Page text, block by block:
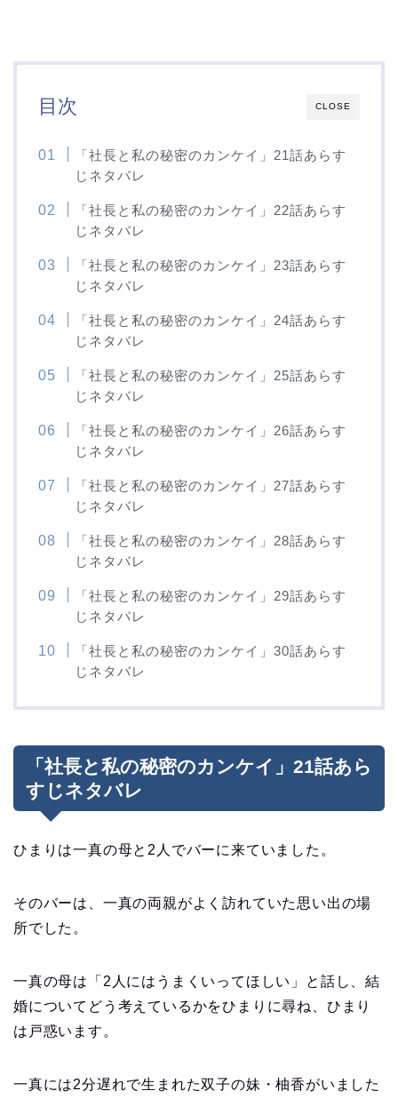
CLOSE
目次
「社長と私の秘密のカンケイ」21話あらす
じネタバレ
「社長と私の秘密のカンケイ」22話あらす
じネタバレ
「社長と私の秘密のカンケイ」23話あらす
じネタバレ
「社長と私の秘密のカンケイ」24話あらす
じネタバレ
「社長と私の秘密のカンケイ」25話あらす
じネタバレ
「社長と私の秘密のカンケイ」26話あらす
じネタバレ
「社長と私の秘密のカンケイ」27話あらす
じネタバレ
「社長と私の秘密のカンケイ」28話あらす
じネタバレ
「社長と私の秘密のカンケイ」29話あらす
じネタバレ
「社長と私の秘密のカンケイ」30話あらす
じネタバレ
「社長と私の秘密のカンケイ」21話あら
すじネタバレ
ひまりは一真の母と2人でバーに来ていました。
そのバーは、一真の両親がよく訪れていた思い出の場
所でした。
一真の母は「2人にはうまくいってほしい」と話し、結
婚についてどう考えているかをひまりに尋ね、ひまり
は戸惑います。
一真には2分遅れで生まれた双子の妹・柚香がいました